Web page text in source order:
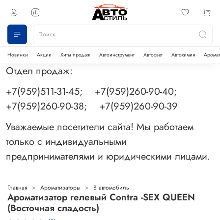
Новинки Акции Хиты продаж Автоинструмент Автосвет Автохимия
Отдел продаж:
+7(959)511-31-45; +7(959)260-90-40;
+7(959)260-90-38; +7(959)260-90-39
Уважаемые посетители сайта! Мы работаем
только с индивидуальными
предпринимателями и юридическими лицами.
Главная Ароматизаторы В автомобиль
Ароматизатор гелевый Contra -SEX QUEEN
(Восточная сладость)